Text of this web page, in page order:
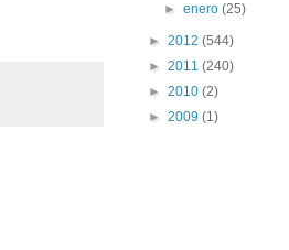
►enero(25)
► 2012 (544)
► 2011 (240)
► 2010 (2)
► 2009 (1)